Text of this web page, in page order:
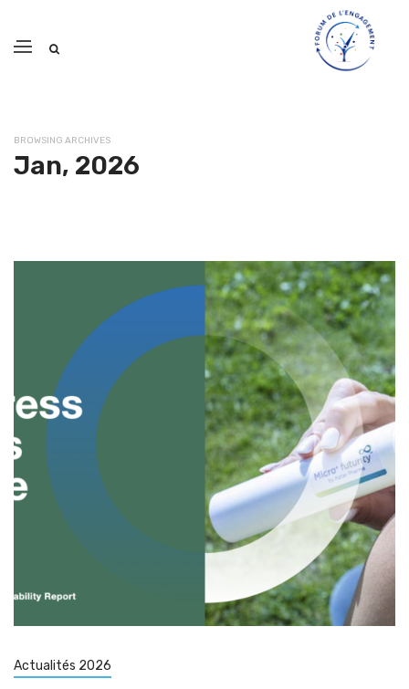
BROWSING ARCHIVES
Jan, 2026
Actualités 2026